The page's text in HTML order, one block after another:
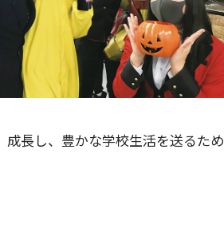
長し、豊かな学校生活を送るため